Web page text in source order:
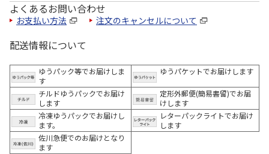
よくあるお問い合わせ
お支払い方法 注文のキャンセルについて
配送情報について
ゆうパック等でお届けしま
す
ゆうパケットでお届けします
チルドゆうパックでお届け
します
定形外郵便(簡易書留)でお届
けします
冷凍ゆうパックでお届けし
ます。
レターパックライトでお届け
します
佐川急便でのお届けとなり
ます